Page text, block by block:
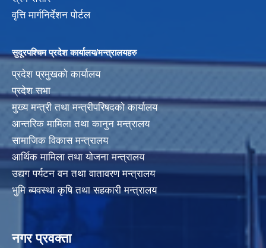
वृत्ति मार्गनिर्देशन पोर्टल
सुदूरपश्चिम प्रदेश कार्यालय/मन्त्रालयहरु
प्रदेश प्रमुखको कार्यालय
प्रदेश सभा
मुख्य मन्त्री तथा मन्त्रीपरिषदको कार्यालय
आन्तरिक मामिला तथा कानुन मन्त्रालय
सामाजिक विकास मन्त्रालय
आर्थिक मामिला तथा योजना मन्त्रालय
उद्यग पर्यटन वन तथा वातावरण मन्त्रालय
भुमि ब्यवस्था कृषि तथा सहकारी मन्त्रालय
नगर प्रवक्ता